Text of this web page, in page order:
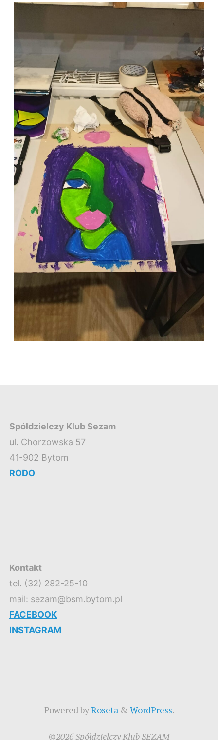
Spółdzielczy Klub Sezam
ul. Chorzowska 57
41-902 Bytom
RODO
Kontakt
tel. (32) 282-25-10
mail: sezam@bsm.bytom.pl
FACEBOOK
INSTAGRAM
Powered byRoseta& WordPress.
©2026 Spółdzielczy Klub SEZAM